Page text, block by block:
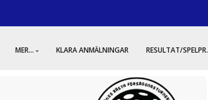
MER... KLARA ANMÄLNINGAR RESULTAT/SPELPR.